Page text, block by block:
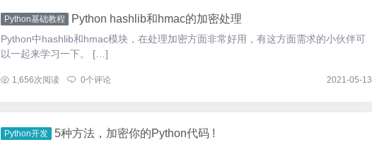
Python基础教程 Python hashlib和hmac的加密处理
Python中hashlib和hmac模块，在处理加密方面非常好用，有这方面需求的小伙伴可
以一起来学习一下。 […]
... 1,656次阅读 0个评论 2021-05-13
Python开发 5种方法，加密你的Python代码 !